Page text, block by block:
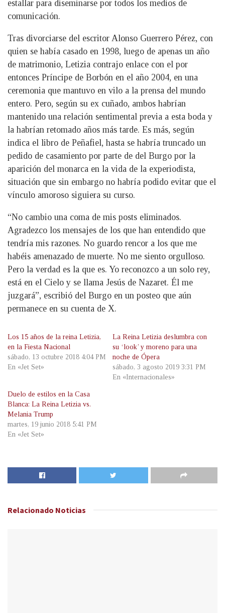
estallar para diseminarse por todos los medios de
comunicación.
Tras divorciarse del escritor Alonso Guerrero Pérez, con
quien se había casado en 1998, luego de apenas un año
de matrimonio, Letizia contrajo enlace con el por
entonces Príncipe de Borbón en el año 2004, en una
ceremonia que mantuvo en vilo a la prensa del mundo
entero. Pero, según su ex cuñado, ambos habrían
mantenido una relación sentimental previa a esta boda y
la habrían retomado años más tarde. Es más, según
indica el libro de Peñafiel, hasta se habría truncado un
pedido de casamiento por parte de del Burgo por la
aparición del monarca en la vida de la experiodista,
situación que sin embargo no habría podido evitar que el
vínculo amoroso siguiera su curso.
“No cambio una coma de mis posts eliminados.
Agradezco los mensajes de los que han entendido que
tendría mis razones. No guardo rencor a los que me
habéis amenazado de muerte. No me siento orgulloso.
Pero la verdad es la que es. Yo reconozco a un solo rey,
está en el Cielo y se llama Jesús de Nazaret. Él me
juzgará”, escribió del Burgo en un posteo que aún
permanece en su cuenta de X.
Los 15 años de la reina Letizia,
en la Fiesta Nacional
sábado, 13 octubre 2018 4:04 PM
En «Jet Set»
La Reina Letizia deslumbra con
su ‘look’ y moreno para una
noche de Ópera
sábado, 3 agosto 2019 3:31 PM
En «Internacionales»
Duelo de estilos en la Casa
Blanca: La Reina Letizia vs.
Melania Trump
martes, 19 junio 2018 5:41 PM
En «Jet Set»
Relacionado Noticias